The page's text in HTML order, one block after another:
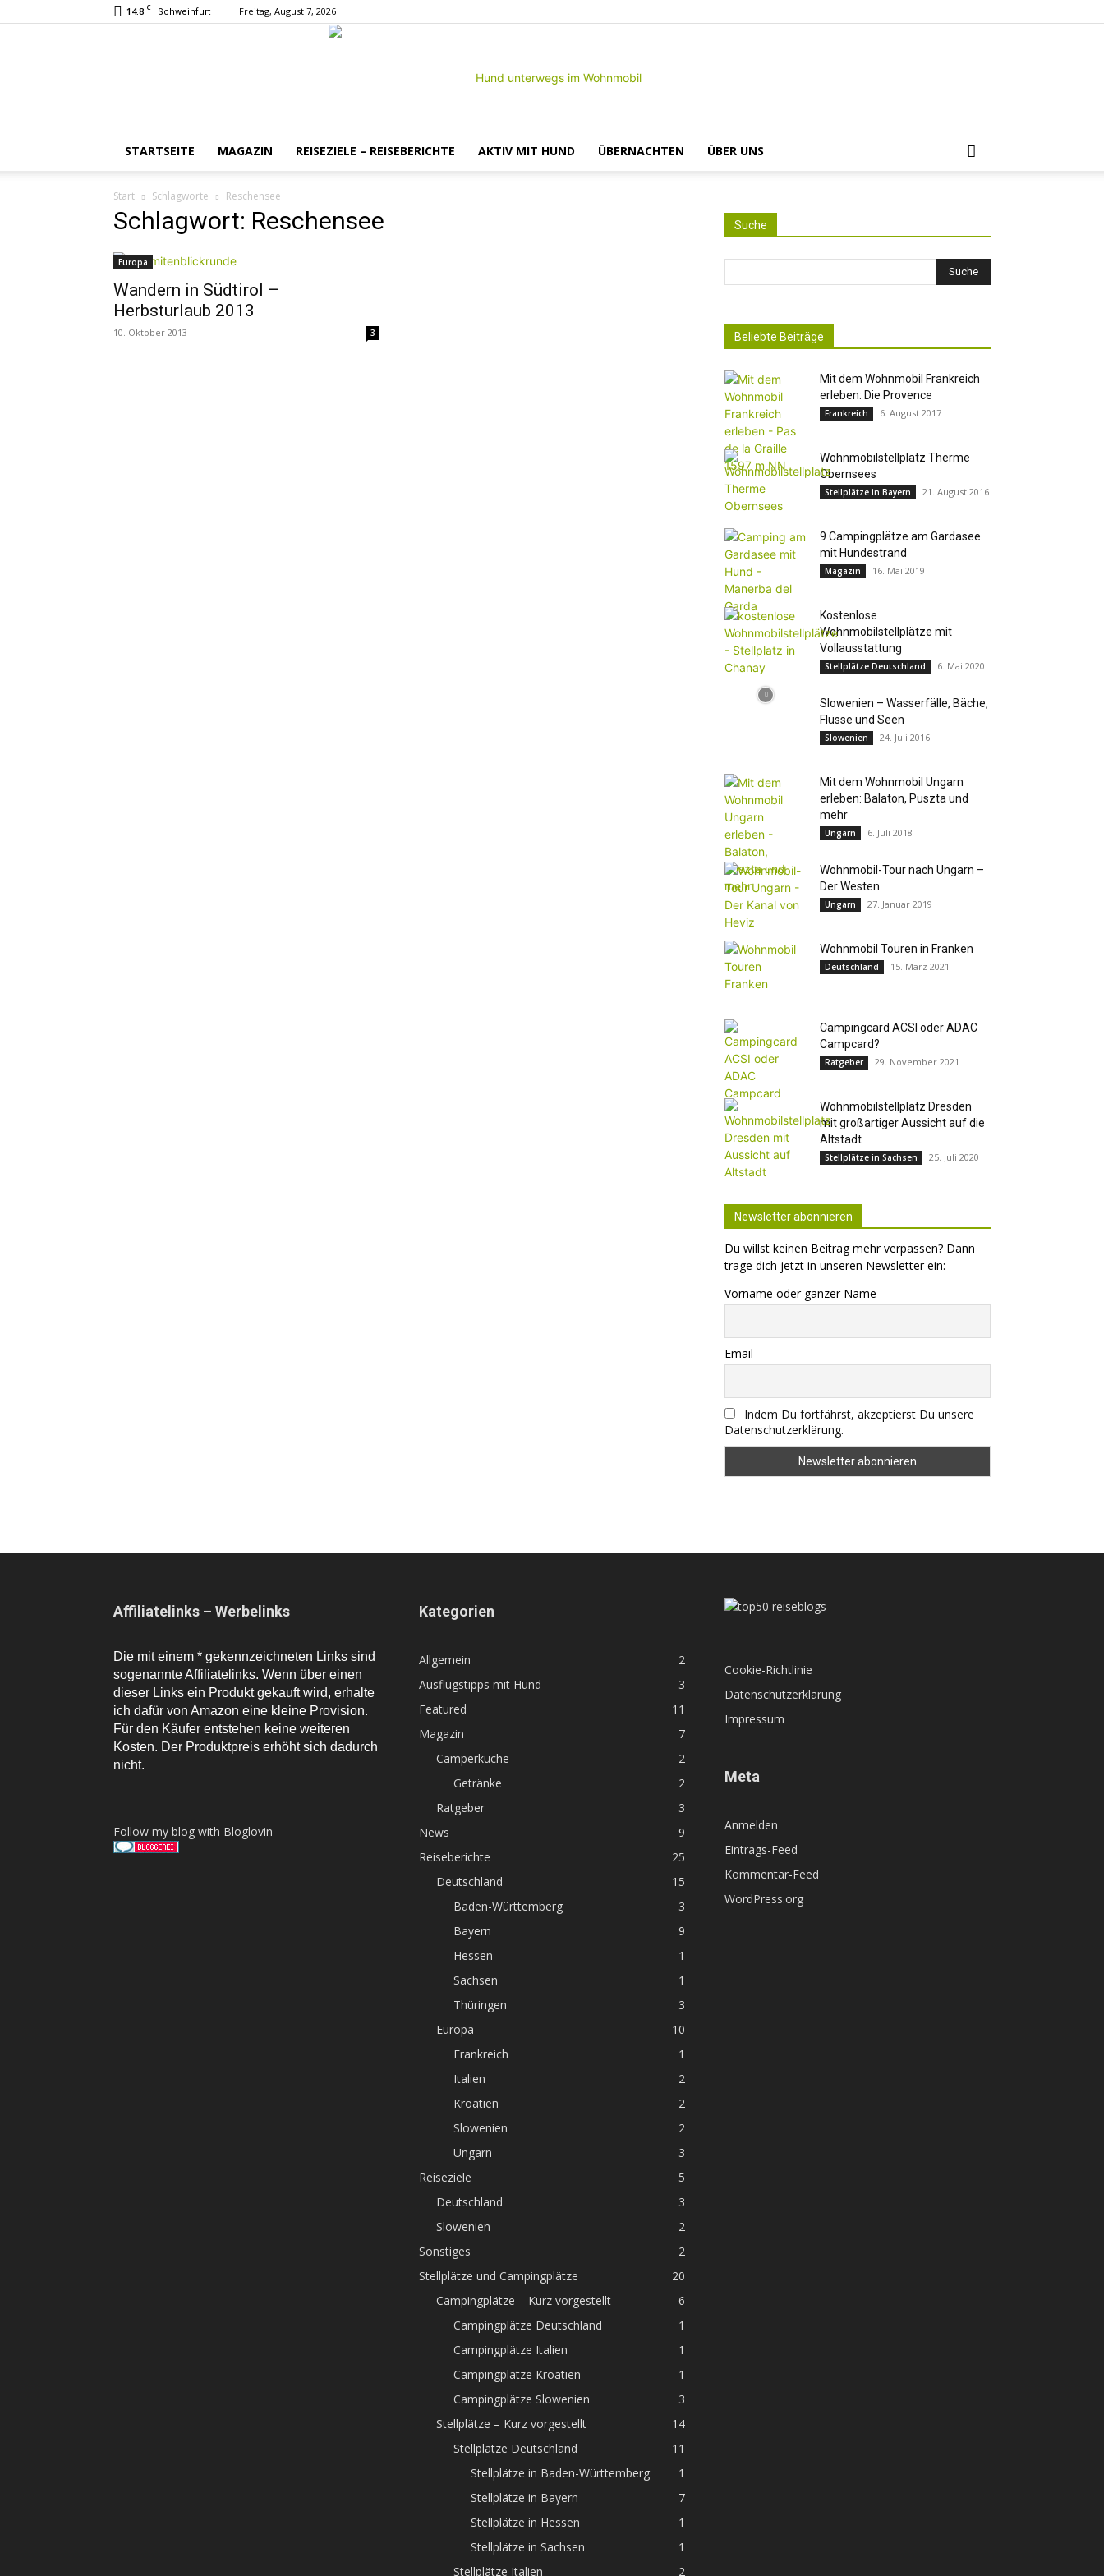
14.8 C Schweinfurt Freitag, August 7, 2026
STARTSEITE MAGAZIN REISEZIELE – REISEBERICHTE AKTIV MIT HUND ÜBERNACHTEN ÜBER UNS
Start Schlagworte Reschensee
Schlagwort: Reschensee
Europa
Wandern in Südtirol –
Herbsturlaub 2013
10. Oktober 2013 3
Suche
Beliebte Beiträge
Mit dem Wohnmobil Frankreich
erleben: Die Provence
Frankreich 6. August 2017
Wohnmobilstellplatz Therme
Obernsees
Stellplätze in Bayern 21. August 2016
9 Campingplätze am Gardasee
mit Hundestrand
Magazin 16. Mai 2019
Kostenlose
Wohnmobilstellplätze mit
Vollausstattung
Stellplätze Deutschland 6. Mai 2020
Slowenien – Wasserfälle, Bäche,
Flüsse und Seen
Slowenien 24. Juli 2016
Mit dem Wohnmobil Ungarn
erleben: Balaton, Puszta und
mehr
Ungarn 6. Juli 2018
Wohnmobil-Tour nach Ungarn –
Der Westen
Ungarn 27. Januar 2019
Wohnmobil Touren in Franken
Deutschland 15. März 2021
Campingcard ACSI oder ADAC
Campcard?
Ratgeber 29. November 2021
Wohnmobilstellplatz Dresden
mit großartiger Aussicht auf die
Altstadt
Stellplätze in Sachsen 25. Juli 2020
Newsletter abonnieren
Du willst keinen Beitrag mehr verpassen? Dann
trage dich jetzt in unseren Newsletter ein:
Vorname oder ganzer Name
Email
Indem Du fortfährst, akzeptierst Du unsere
Datenschutzerklärung.
Affiliatelinks – Werbelinks
Die mit einem * gekennzeichneten Links sind
sogenannte Affiliatelinks. Wenn über einen
dieser Links ein Produkt gekauft wird, erhalte
ich dafür von Amazon eine kleine Provision.
Für den Käufer entstehen keine weiteren
Kosten. Der Produktpreis erhöht sich dadurch
nicht.
Follow my blog with Bloglovin
Kategorien
Allgemein
2
Ausflugstipps mit Hund
3
Featured
11
Magazin
7
Camperküche
2
Getränke
2
Ratgeber
3
News
9
Reiseberichte
25
Deutschland
15
Baden-Württemberg
3
Bayern
9
Hessen
1
Sachsen
1
Thüringen
3
Europa
10
Frankreich
1
Italien
2
Kroatien
2
Slowenien
2
Ungarn
3
Reiseziele
5
Deutschland
3
Slowenien
2
Sonstiges
2
Stellplätze und Campingplätze
20
Campingplätze – Kurz vorgestellt
6
Campingplätze Deutschland
1
Campingplätze Italien
1
Campingplätze Kroatien
1
Campingplätze Slowenien
3
Stellplätze – Kurz vorgestellt
14
Stellplätze Deutschland
11
Stellplätze in Baden-Württemberg
1
Stellplätze in Bayern
7
Stellplätze in Hessen
1
Stellplätze in Sachsen
1
Stellplätze Italien
2
Cookie-Richtlinie
Datenschutzerklärung
Impressum
Meta
Anmelden
Eintrags-Feed
Kommentar-Feed
WordPress.org